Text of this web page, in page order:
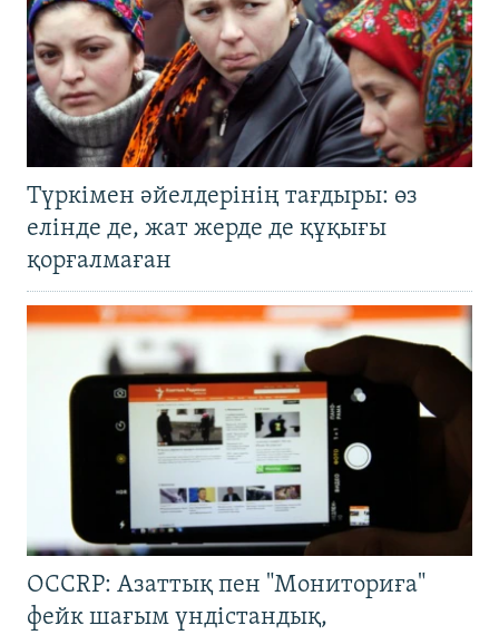
Түркімен әйелдерінің тағдыры: өз
елінде де, жат жерде де құқығы
қорғалмаған
OCCRP: Азаттық пен "Мониториға"
фейк шағым үндістандық,